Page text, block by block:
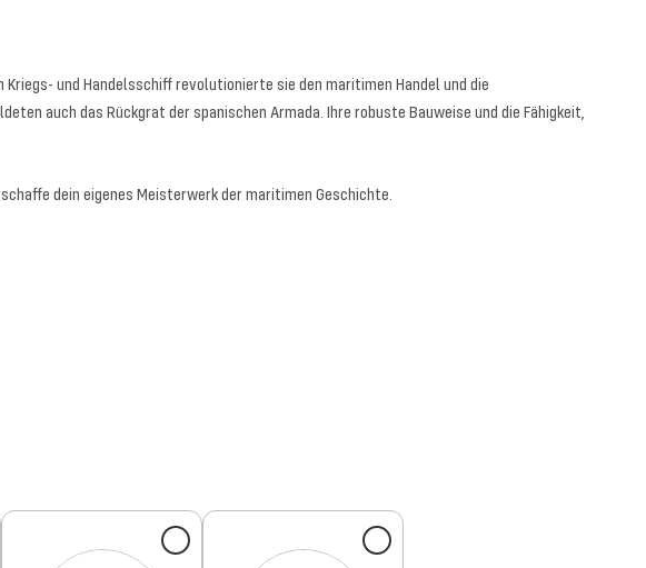
und Handelsschiff revolutionierte sie den maritimen Handel und die
auch das Rückgrat der spanischen Armada. Ihre robuste Bauweise und die Fähigkeit,
dein eigenes Meisterwerk der maritimen Geschichte.